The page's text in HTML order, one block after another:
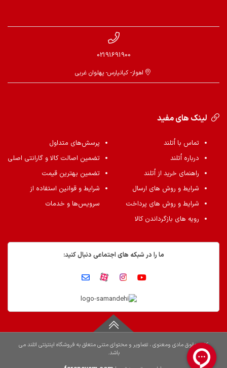
02191691900
اهواز- کیانپارس- پهلوان غربی
لینک های مفید
تماس با اُتلند
درباره اُتلند
راهنمای خرید از اُتلند
شرایط و روش های ارسال
شرایط و روش های پرداخت
رویه های بازگرداندن کالا
پرسش‌های متداول
تضمین اصالت کالا و گارانتی اصلی
تضمین بهترین قیمت
شرایط و قوانین استفاده از
سرویس‌ها و خدمات
ما را در شبکه های اجتماعی دنبال کنید:
کلیه حقوق مادی ومعنوی ، تصاویر و محتوای متنی متعلق به فروشگاه اینترنتی اتلند می
باشد.